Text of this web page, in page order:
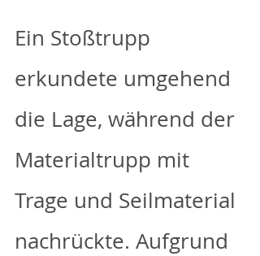
Ein Stoßtrupp
erkundete umgehend
die Lage, während der
Materialtrupp mit
Trage und Seilmaterial
nachrückte. Aufgrund